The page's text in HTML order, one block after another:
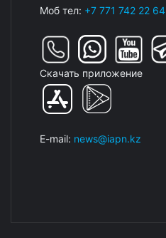
Моб тел: +7 771 742 22 64
Скачать приложение
E-mail: news@iapn.kz